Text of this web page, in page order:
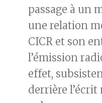
passage à un
une relation
CICR et son
l’émission
effet,
derrière l’écrit